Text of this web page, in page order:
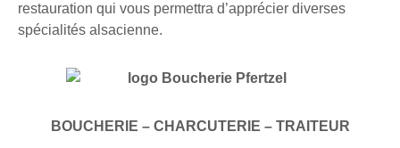
restauration qui vous permettra d’apprécier diverses
spécialités alsacienne.
BOUCHERIE – CHARCUTERIE – TRAITEUR